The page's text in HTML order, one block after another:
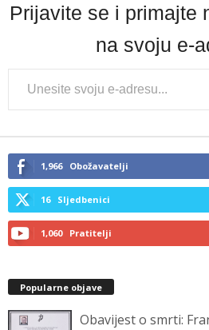
Prijavite se i primajte
na svoju e-
Type
your
email…
1,966 Obožavatelji
16 Sljedbenici
1,060 Pratitelji
Popularne objave
Obavijest o smrti: